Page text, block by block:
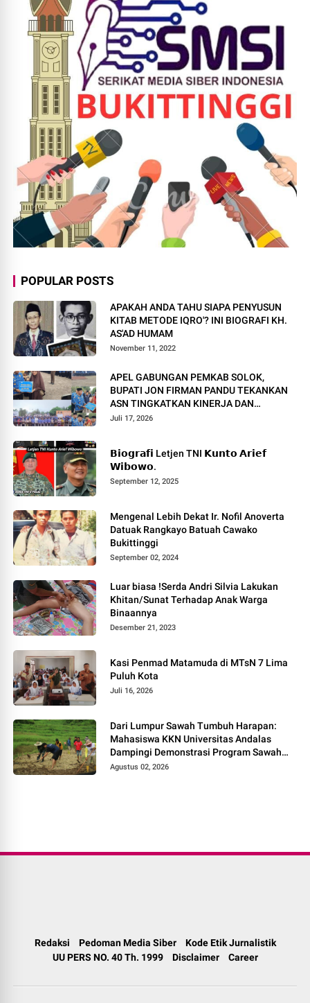
POPULAR POSTS
APAKAH ANDA TAHU SIAPA PENYUSUN
KITAB METODE IQRO'? INI BIOGRAFI KH.
AS'AD HUMAM
November 11, 2022
APEL GABUNGAN PEMKAB SOLOK,
BUPATI JON FIRMAN PANDU TEKANKAN
ASN TINGKATKAN KINERJA DAN
PELAYANAN MASYARAKAT.
Juli 17, 2026
𝗕𝗶𝗼𝗴𝗿𝗮𝗳𝗶 Letjen TNI 𝗞𝘂𝗻𝘁𝗼 𝗔𝗿𝗶𝗲𝗳
𝗪𝗶𝗯𝗼𝘄𝗼.
September 12, 2025
Mengenal Lebih Dekat Ir. Nofil Anoverta
Datuak Rangkayo Batuah Cawako
Bukittinggi
September 02, 2024
Luar biasa !Serda Andri Silvia Lakukan
Khitan/Sunat Terhadap Anak Warga
Binaannya
Desember 21, 2023
Kasi Penmad Matamuda di MTsN 7 Lima
Puluh Kota
Juli 16, 2026
Dari Lumpur Sawah Tumbuh Harapan:
Mahasiswa KKN Universitas Andalas
Dampingi Demonstrasi Program Sawah
Pokok Murah di Jorong Bayua
Agustus 02, 2026
Redaksi Pedoman Media Siber
Kode Etik Jurnalistik
UU PERS NO. 40 Th. 1999
Disclaimer Career